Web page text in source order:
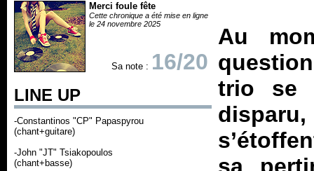
Merci foule fête
Cette chronique a été mise en ligne
le 24 novembre 2025
Sa note : 16/20
LINE UP
-Constantinos "CP" Papaspyrou
(chant+guitare)
-John "JT" Tsiakopoulos
(chant+basse)
Au
trio se